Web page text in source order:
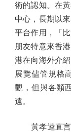
術的認知。在
中心，長期以
平台作用，「
朋友特意來香
港在向海外介
展覽儘管規格
觀，但與各類
遠。
黃孝逵直言